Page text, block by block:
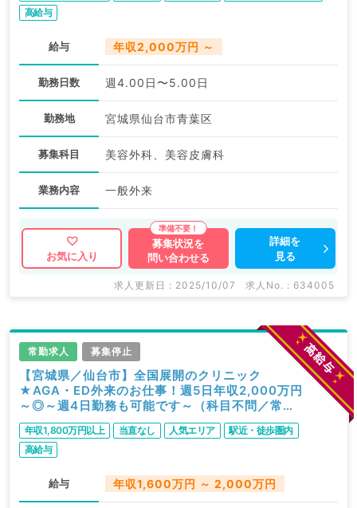
高給与
給与 年収2,000万円 ～
勤務日数 週4.00日〜5.00日
勤務地 宮城県仙台市青葉区
募集科目 美容外科、美容皮膚科
業務内容 一般外来
お気に入り
募集状況を
問い合わせる
詳細を
見る
求人更新日 : 2025/10/07 求人No. : 634005
常勤求人 募集停止
【宮城県／仙台市】全国展開のクリニック
★AGA・ED外来のお仕事！週5日年収2,000万円
～◎～週4日勤務も可能です～（科目不問／常
勤）
年収1,800万円以上 当直なし 人気エリア
駅近・徒歩圏内
高給与
給与 年収1,600万円 ～ 2,000万円